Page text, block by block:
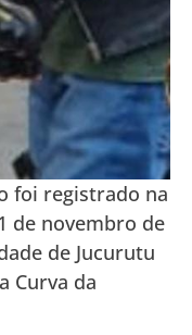
foi registrado na
de novembro de
de Jucurutu
Curva da